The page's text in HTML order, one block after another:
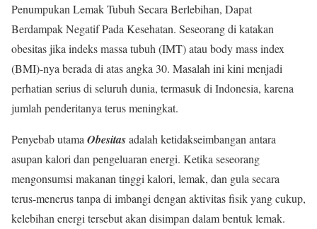
Penumpukan Lemak Tubuh Secara Berlebihan, Dapat
Berdampak Negatif Pada Kesehatan. Seseorang di katakan
obesitas jika indeks massa tubuh (IMT) atau body mass index
(BMI)-nya berada di atas angka 30. Masalah ini kini menjadi
perhatian serius di seluruh dunia, termasuk di Indonesia, karena
jumlah penderitanya terus meningkat.
Penyebab utama Obesitasadalah ketidakseimbangan antara
asupan kalori dan pengeluaran energi. Ketika seseorang
mengonsumsi makanan tinggi kalori, lemak, dan gula secara
terus-menerus tanpa di imbangi dengan aktivitas fisik yang cukup,
kelebihan energi tersebut akan disimpan dalam bentuk lemak.